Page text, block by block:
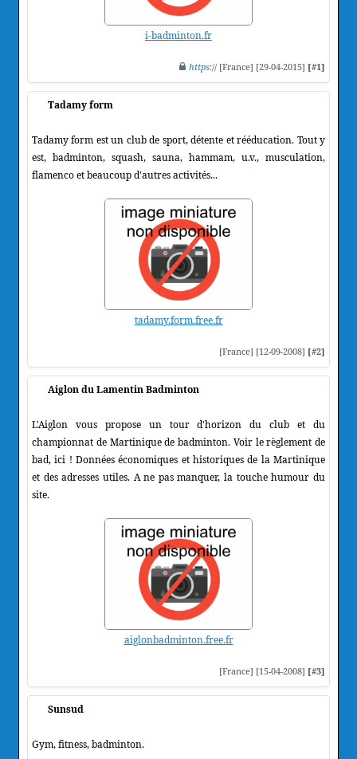
i-badminton.fr
https:// [France] [29-04-2015] [#1]
Tadamy form
Tadamy form est un club de sport, détente et rééducation. Tout y
est, badminton, squash, sauna, hammam, u.v., musculation,
flamenco et beaucoup d'autres activités...
tadamy.form.free.fr
[France] [12-09-2008] [#2]
Aiglon du Lamentin Badminton
L'Aiglon vous propose un tour d'horizon du club et du
championnat de Martinique de badminton. Voir le règlement de
bad, ici ! Données économiques et historiques de la Martinique
et des adresses utiles. A ne pas manquer, la touche humour du
site.
aiglonbadminton.free.fr
[France] [15-04-2008] [#3]
Sunsud
Gym, fitness, badminton.